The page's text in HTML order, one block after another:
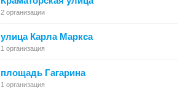
2 организации
улица Карла Маркса
1 организация
площадь Гагарина
1 организация